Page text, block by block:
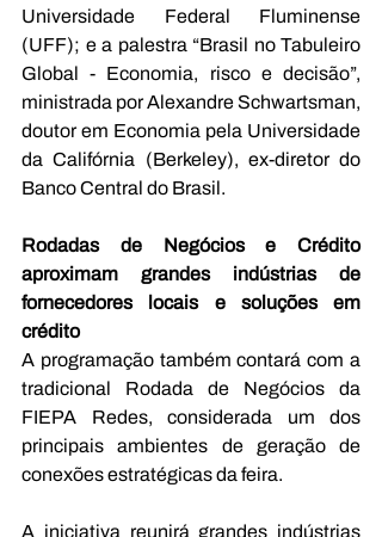
Universidade Federal Fluminense
(UFF); e a palestra “Brasil no Tabuleiro
Global - Economia, risco e decisão”,
ministrada por Alexandre Schwartsman,
doutor em Economia pela Universidade
da Califórnia (Berkeley), ex-diretor do
Banco Central do Brasil.
Rodadas de Negócios e Crédito
aproximam grandes indústrias de
fornecedores locais e soluções em
crédito
A programação também contará com a
tradicional Rodada de Negócios da
FIEPA Redes, considerada um dos
principais ambientes de geração de
conexões estratégicas da feira.
A iniciativa reunirá grandes indústrias